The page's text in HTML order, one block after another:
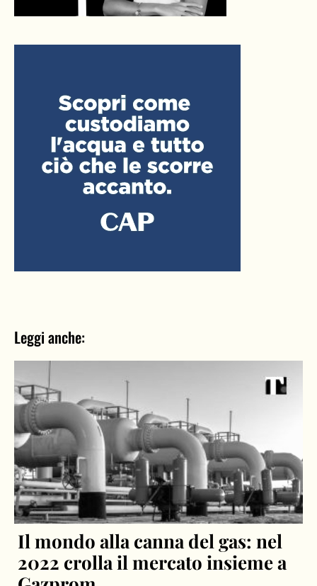
Leggi anche:
Il mondo alla canna del gas: nel
2022 crolla il mercato insieme a
Gazprom